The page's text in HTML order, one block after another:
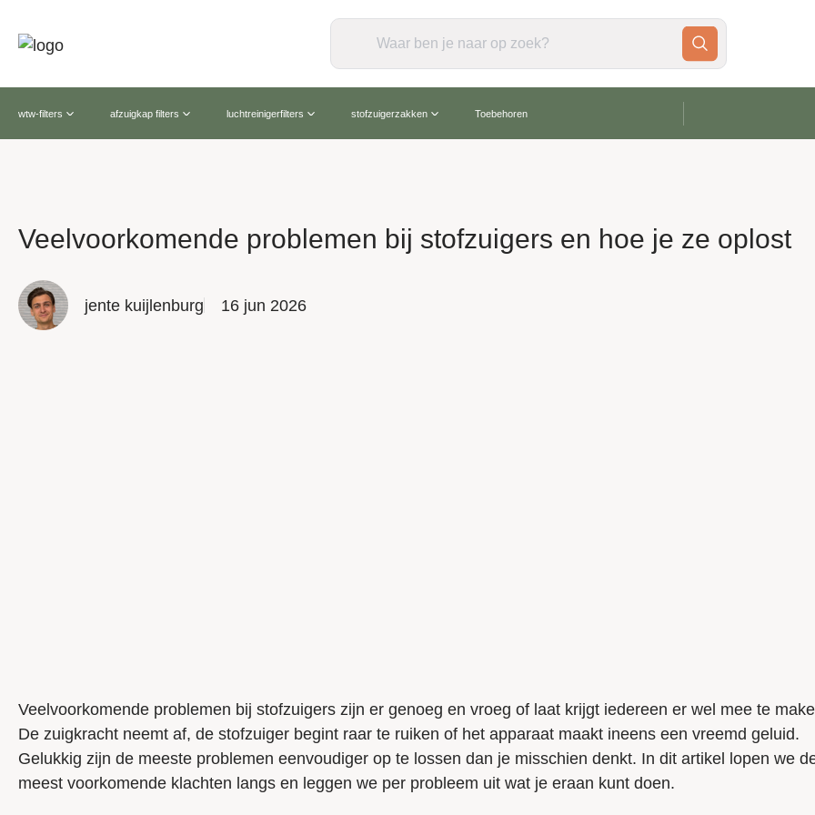
wtw-filters afzuigkap filters luchtreinigerfilters stofzuigerzakken Toebehoren
Veelvoorkomende problemen bij stofzuigers en hoe je ze oplost
jente kuijlenburg 16 jun 2026
Veelvoorkomende problemen bij stofzuigers zijn er genoeg en vroeg of laat krijgt iedereen er wel mee te
De zuigkracht neemt af, de stofzuiger begint raar te ruiken of het apparaat maakt ineens een vreemd geluid.
Gelukkig zijn de meeste problemen eenvoudiger op te lossen dan je misschien denkt. In dit artikel lopen we
meest voorkomende klachten langs en leggen we per probleem uit wat je eraan kunt doen.